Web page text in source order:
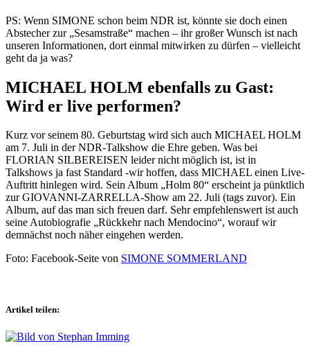
PS: Wenn SIMONE schon beim NDR ist, könnte sie doch einen
Abstecher zur „Sesamstraße“ machen – ihr großer Wunsch ist nach
unseren Informationen, dort einmal mitwirken zu dürfen – vielleicht
geht da ja was?
MICHAEL HOLM ebenfalls zu Gast:
Wird er live performen?
Kurz vor seinem 80. Geburtstag wird sich auch MICHAEL HOLM
am 7. Juli in der NDR-Talkshow die Ehre geben. Was bei
FLORIAN SILBEREISEN leider nicht möglich ist, ist in
Talkshows ja fast Standard -wir hoffen, dass MICHAEL einen Live-
Auftritt hinlegen wird. Sein Album „Holm 80“ erscheint ja pünktlich
zur GIOVANNI-ZARRELLA-Show am 22. Juli (tags zuvor). Ein
Album, auf das man sich freuen darf. Sehr empfehlenswert ist auch
seine Autobiografie „Rückkehr nach Mendocino“, worauf wir
demnächst noch näher eingehen werden.
Foto: Facebook-Seite von SIMONE SOMMERLAND
Artikel teilen: